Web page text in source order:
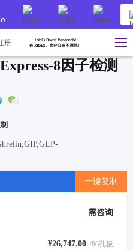
册
8因子检测
一键复制
需咨询
¥26,747.00 /96孔板